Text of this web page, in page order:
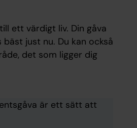
ett värdigt liv. Din gåva
just nu. Du kan också
det som ligger dig
är ett sätt att